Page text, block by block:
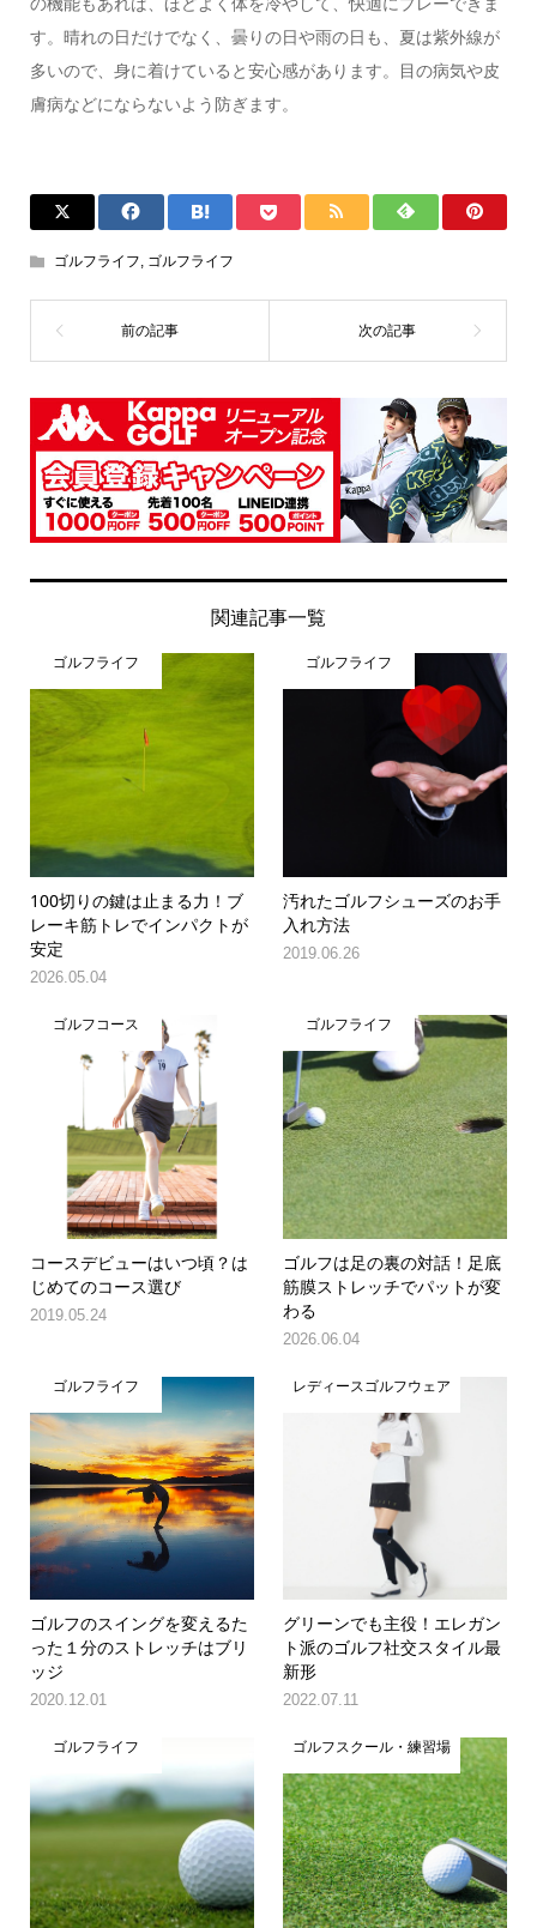
の機能もあれば、ほどよく体を冷やして、快適にプレーできま
す。晴れの日だけでなく、曇りの日や雨の日も、夏は紫外線が
多いので、身に着けていると安心感があります。目の病気や皮
膚病などにならないよう防ぎます。
ゴルフライフ ゴルフライフ
関連記事一覧
ゴルフライフ
100切りの鍵は止まる力！ブ
レーキ筋トレでインパクトが
安定
2026.05.04
ゴルフライフ
汚れたゴルフシューズのお手
入れ方法
2019.06.26
ゴルフコース
コースデビューはいつ頃？は
じめてのコース選び
2019.05.24
ゴルフライフ
ゴルフは足の裏の対話！足底
筋膜ストレッチでパットが変
わる
2026.06.04
ゴルフライフ
ゴルフのスイングを変えるた
った１分のストレッチはブリ
ッジ
2020.12.01
レディースゴルフウェア
グリーンでも主役！エレガン
ト派のゴルフ社交スタイル最
新形
2022.07.11
ゴルフライフ ゴルフスクール・練習場